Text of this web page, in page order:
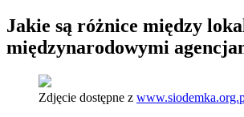
Jakie są różnice między
międzynarodowymi
Zdjęcie dostępne z